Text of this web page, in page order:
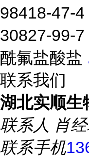
98418-47-
30827-99-
酰氟盐酸盐
联系我们
湖北实顺生
联系人 肖
联系手机